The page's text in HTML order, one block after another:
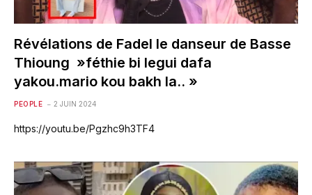
Révélations de Fadel le danseur de Basse
Thioung »féthie bi legui dafa
yakou.mario kou bakh la.. »
PEOPLE 2 JUIN 2024
https://youtu.be/Pgzhc9h3TF4